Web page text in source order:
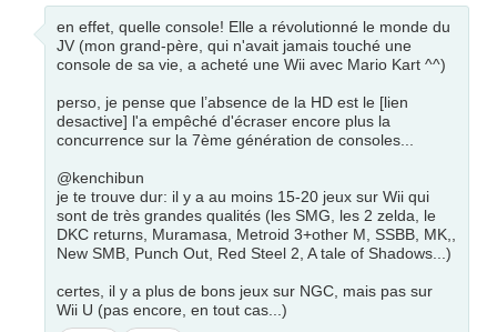
en effet, quelle console! Elle a révolutionné le monde du
JV (mon grand-père, qui n'avait jamais touché une
console de sa vie, a acheté une Wii avec Mario Kart ^^)
perso, je pense que l’absence de la HD est le [lien
desactive] l'a empêché d'écraser encore plus la
concurrence sur la 7ème génération de consoles...
@kenchibun
je te trouve dur: il y a au moins 15-20 jeux sur Wii qui
sont de très grandes qualités (les SMG, les 2 zelda, le
DKC returns, Muramasa, Metroid 3+other M, SSBB, MK,,
New SMB, Punch Out, Red Steel 2, A tale of Shadows...)
certes, il y a plus de bons jeux sur NGC, mais pas sur
Wii U (pas encore, en tout cas...)